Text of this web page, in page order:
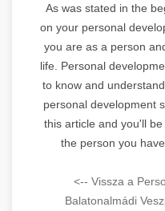
As was stated in the
on your personal
you are as a person
life. Personal
to know and
personal development
this article and you'll
the person you
<-- Vissza a
Balatonalmádi